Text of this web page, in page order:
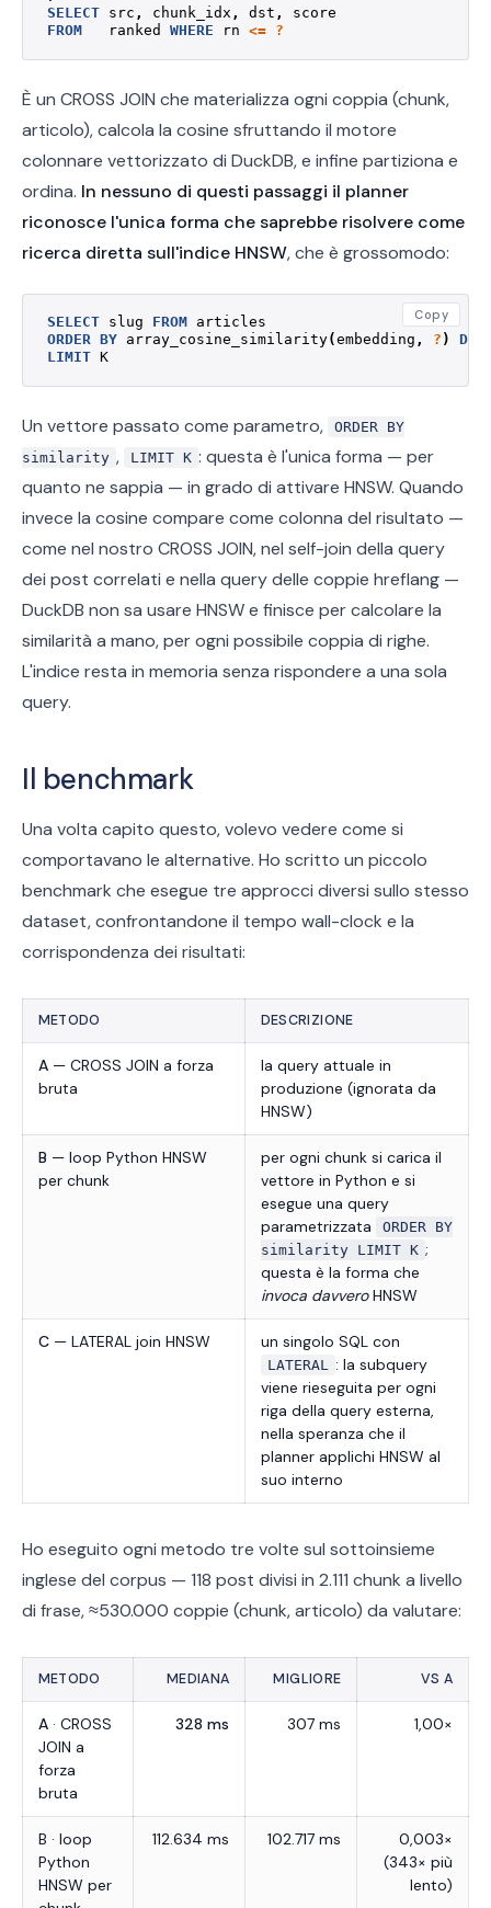
SELECT
src , chunk_idx , dst ,
score
FROM
ranked WHERE rn <= ?
È un CROSS JOIN che materializza ogni coppia (chunk,
articolo), calcola la cosine sfruttando il motore
colonnare vettorizzato di DuckDB, e infine partiziona e
ordina. In nessuno di questi passaggi il planner
riconosce l'unica forma che saprebbe risolvere come
ricerca diretta sull'indice HNSW, che è grossomodo:
SELECT slug FROM
articles
ORDER BY array_cosine_similarity(embedding , ? )
LIMIT K
Copy
Un vettore passato come parametro,
ORDER BY
similarity , LIMIT K : questa è l'unica forma — per
quanto ne sappia — in grado di attivare HNSW. Quando
invece la cosine compare come colonna del risultato —
come nel nostro CROSS JOIN, nel self-join della query
dei post correlati e nella query delle coppie hreflang —
DuckDB non sa usare HNSW e finisce per calcolare la
similarità a mano, per ogni possibile coppia di righe.
L'indice resta in memoria senza rispondere a una sola
query.
Il benchmark
Una volta capito questo, volevo vedere come si
comportavano le alternative. Ho scritto un piccolo
benchmark che esegue tre approcci diversi sullo stesso
dataset, confrontandone il tempo wall-clock e la
corrispondenza dei risultati:
METODO DESCRIZIONE
A— CROSS JOIN a forza
bruta
la query attuale in
produzione (ignorata da
HNSW)
B — loop Python HNSW
per chunk
per ogni chunk si carica il
vettore in Python e si
esegue una query
parametrizzata
ORDER BY
similarity LIMIT K ;
questa è la forma che
invoca davveroHNSW
C— LATERAL join HNSW un singolo SQL con
LATERAL : la subquery
viene rieseguita per ogni
riga della query esterna,
nella speranza che il
planner applichi HNSW al
suo interno
Ho eseguito ogni metodo tre volte sul sottoinsieme
inglese del corpus — 118 post divisi in 2.111 chunk a livello
di frase, ≈530.000 coppie (chunk, articolo) da valutare:
METODO MEDIANA MIGLIORE VS A
A· CROSS
JOIN a
forza
bruta
328 ms 307 ms 1,00×
B · loop
Python
HNSW per
112.634 ms 102.717 ms
0,003×
(343× più
lento)